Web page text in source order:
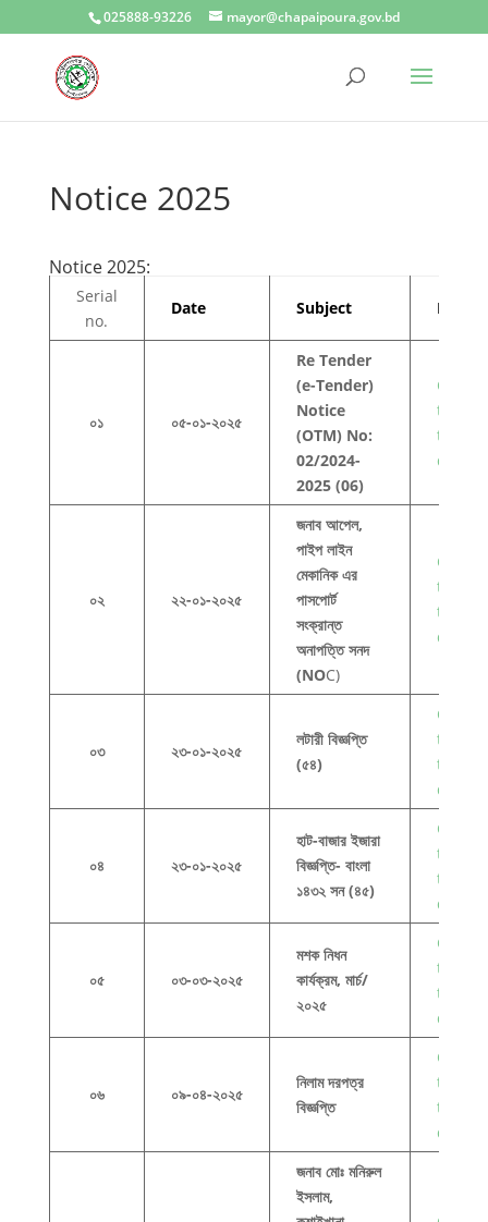
025888-93226 mayor@chapaipoura.gov.bd
Notice 2025
Notice 2025:
Serial
no.
Date Subject PDF/
০১ ০৫-০১-২০২৫
Re Tender
(e-Tender)
Notice
(OTM) No:
02/2024-
2025 (06)
Click
to view
this
০২ ২২-০১-২০২৫
জনাব আপেল,
পাইপ লাইন
মেকানিক এর
পাসপোর্ট
সংক্রান্ত
অনাপত্তি সনদ
(NOC)
Click
to view
this
০৩ ২৩-০১-২০২৫
লটারী বিজ্ঞপ্তি
(৫৪)
Click
to view
this
০৪ ২৩-০১-২০২৫
হাট-বাজার ইজারা
বিজ্ঞপ্তি- বাংলা
১৪৩২ সন (৪৫)
Click
to view
this
০৫ ০৩-০৩-২০২৫
মশক নিধন
কার্যক্রম, মার্চ/
২০২৫
Click
to view
this
০৬ ০৯-০৪-২০২৫
নিলামদরপত্র
বিজ্ঞপ্তি
Click
to view
this
জনাব মোঃ মনিরুল
ইসলাম,